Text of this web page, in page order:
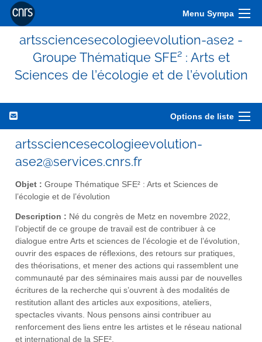
Menu Sympa
artssciencesecologieevolution-ase2 -
Groupe Thématique SFE² : Arts et
Sciences de l’écologie et de l’évolution
Options de liste
artssciencesecologieevolution-
ase2@services.cnrs.fr
Objet : Groupe Thématique SFE² : Arts et Sciences de
l’écologie et de l’évolution
Description : Né du congrès de Metz en novembre 2022,
l’objectif de ce groupe de travail est de contribuer à ce
dialogue entre Arts et sciences de l’écologie et de l’évolution,
ouvrir des espaces de réflexions, des retours sur pratiques,
des théorisations, et mener des actions qui rassemblent une
communauté par des séminaires mais aussi par de nouvelles
écritures de la recherche qui s’ouvrent à des modalités de
restitution allant des articles aux expositions, ateliers,
spectacles vivants. Nous pensons ainsi contribuer au
renforcement des liens entre les artistes et le réseau national
et international de la SFE².